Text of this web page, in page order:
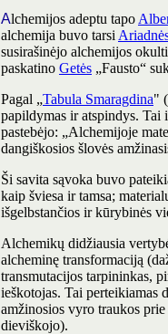
Alchemijos adeptu tapo
alchemija buvo tarsi
susirašinėjo alchemijos
paskatino Getės „Fausto“
Pagal „Tabula Smaragdina"
papildymas ir atspindys. Tai
pastebėjo: „Alchemijoje
dangiškosios šlovės
Ši savita sąvoka buvo
kaip šviesa ir tamsa;
išgelbstančios ir kūrybinės
Alchemikų didžiausia
alcheminę transformaciją
transmutacijos tarpininkas,
ieškotojas. Tai perteikiamas
amžinosios vyro traukos
dieviškojo).